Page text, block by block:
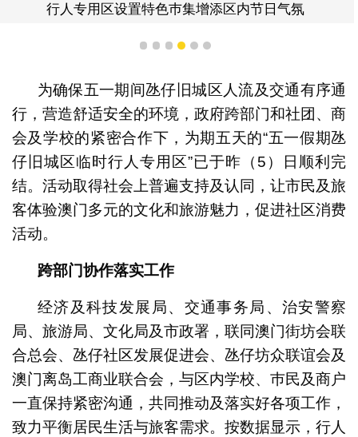
行人专用区设置特色巿集增添区内节日气氛
1 2 3 4 5 6
为确保五一期间氹仔旧城区人流及交通有序通
行，营造舒适安全的环境，政府跨部门和社团、商
会及学校的紧密合作下，为期五天的“五一假期氹
仔旧城区临时行人专用区”已于昨（5）日顺利完
结。活动取得社会上普遍支持及认同，让市民及旅
客体验澳门多元的文化和旅游魅力，促进社区消费
活动。
跨部门协作落实工作
经济及科技发展局、交通事务局、治安警察
局、旅游局、文化局及市政署，联同澳门街坊会联
合总会、氹仔社区发展促进会、氹仔坊众联谊会及
澳门离岛工商业联合会，与区内学校、巿民及商户
一直保持紧密沟通，共同推动及落实好各项工作，
致力平衡居民生活与旅客需求。按数据显示，行人